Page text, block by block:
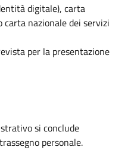
digitale), carta
carta nazionale dei servizi
per la presentazione
si conclude
personale.